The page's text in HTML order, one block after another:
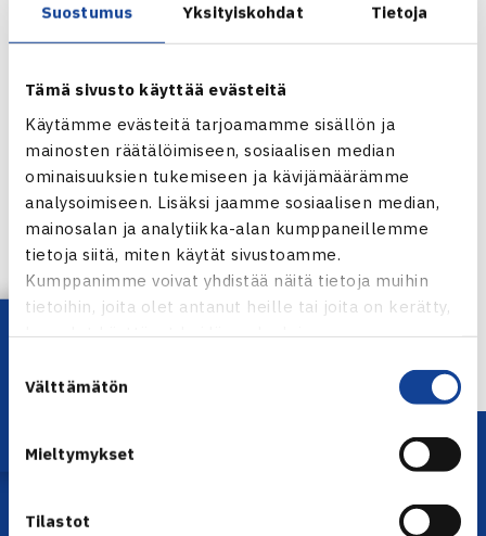
Suostumus Yksityiskohdat Tietoja
Tämä sivusto käyttää evästeitä
Käytämme evästeitä tarjoamamme sisällön ja
mainosten räätälöimiseen, sosiaalisen median
ominaisuuksien tukemiseen ja kävijämäärämme
analysoimiseen. Lisäksi jaamme sosiaalisen median,
mainosalan ja analytiikka-alan kumppaneillemme
tietoja siitä, miten käytät sivustoamme.
Kumppanimme voivat yhdistää näitä tietoja muihin
tietoihin, joita olet antanut heille tai joita on kerätty,
kun olet käyttänyt heidän palvelujaan.
valinta
Välttämätön
Mieltymykset
Tilastot
Jaa:
Lataa OmaTennis!